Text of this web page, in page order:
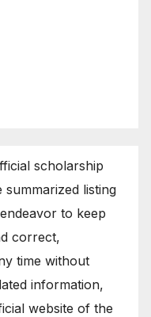
scholarship
summarized listing
to keep
correct,
time without
information,
website of the